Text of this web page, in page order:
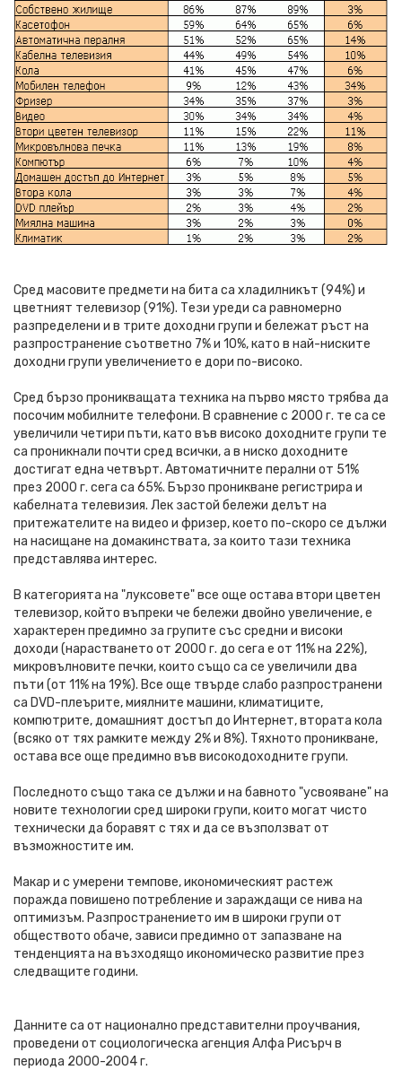
Сред масовите предмети на бита са хладилникът (94%) и
цветният телевизор (91%). Тези уреди са равномерно
разпределени и в трите доходни групи и бележат ръст на
разпространение съответно 7% и 10%, като в най-ниските
доходни групи увеличението е дори по-високо.
Сред бързо проникващата техника на първо място трябва да
посочим мобилните телефони. В сравнение с 2000 г. те са се
увеличили четири пъти, като във високо доходните групи те
са проникнали почти сред всички, а в ниско доходните
достигат една четвърт. Автоматичните перални от 51%
през 2000 г. сега са 65%. Бързо проникване регистрира и
кабелната телевизия. Лек застой бележи делът на
притежателите на видео и фризер, което по-скоро се дължи
на насищане на домакинствата, за които тази техника
представлява интерес.
В категорията на "луксовете" все още остава втори цветен
телевизор, който въпреки че бележи двойно увеличение, е
характерен предимно за групите със средни и високи
доходи (нарастването от 2000 г. до сега е от 11% на 22%),
микровълновите печки, които също са се увеличили два
пъти (от 11% на 19%). Все още твърде слабо разпространени
са DVD-плеърите, миялните машини, климатиците,
компютрите, домашният достъп до Интернет, втората кола
(всяко от тях рамките между 2% и 8%). Тяхното проникване,
остава все още предимно във високодоходните групи.
Последното също така се дължи и на бавното "усвояване" на
новите технологии сред широки групи, които могат чисто
технически да боравят с тях и да се възползват от
възможностите им.
Макар и с умерени темпове, икономическият растеж
поражда повишено потребление и зараждащи се нива на
оптимизъм. Разпространението им в широки групи от
обществото обаче, зависи предимно от запазване на
тенденцията на възходящо икономическо развитие през
следващите години.
Данните са от национално представителни проучвания,
проведени от социологическа агенция Алфа Рисърч в
периода 2000-2004 г.